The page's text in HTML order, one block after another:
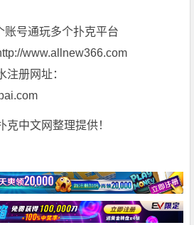
账号通玩多个扑克平台
www.allnew366.com
注册网址：
克中文网整理提供！